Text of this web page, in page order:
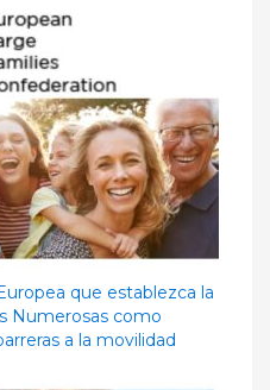
que establezca la
Numerosas como
a la movilidad